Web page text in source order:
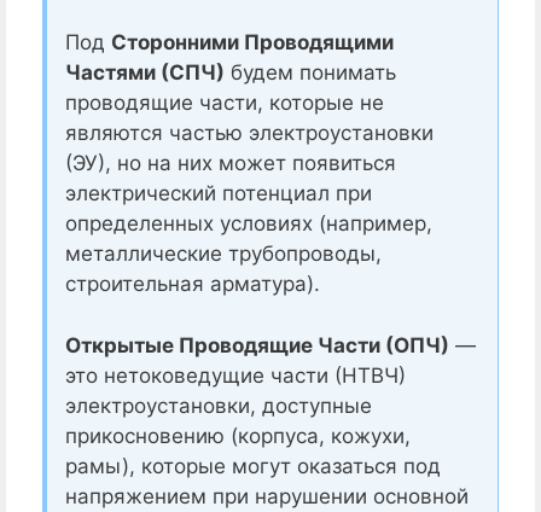
Под Сторонними Проводящими
Частями (СПЧ) будем понимать
проводящие части, которые не
являются частью электроустановки
(ЭУ), но на них может появиться
электрический потенциал при
определенных условиях (например,
металлические трубопроводы,
строительная арматура).
Открытые Проводящие Части (ОПЧ) —
это нетоковедущие части (НТВЧ)
электроустановки, доступные
прикосновению (корпуса, кожухи,
рамы), которые могут оказаться под
напряжением при нарушении основной